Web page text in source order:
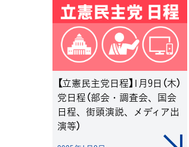
【立憲民主党日程】1月9日（木）
党日程（部会・調査会、国会
日程、街頭演説、メディア出
演等）